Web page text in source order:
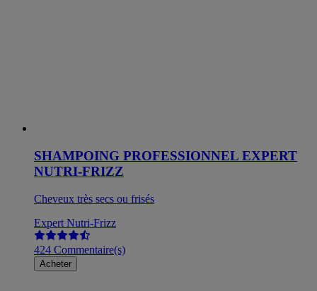
SHAMPOING PROFESSIONNEL EXPERT
NUTRI-FRIZZ
Cheveux très secs ou frisés
Expert Nutri-Frizz
424 Commentaire(s)
Acheter